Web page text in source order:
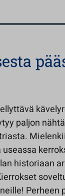
paljon
historiaan
Perheen